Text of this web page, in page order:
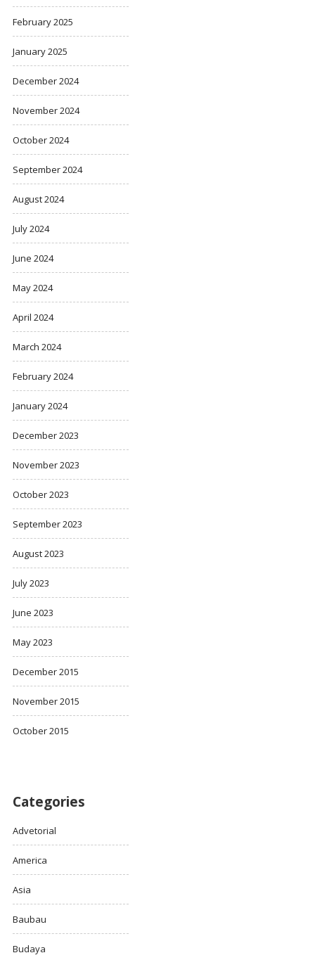
February 2025
January 2025
December 2024
November 2024
October 2024
September 2024
August 2024
July 2024
June 2024
May 2024
April 2024
March 2024
February 2024
January 2024
December 2023
November 2023
October 2023
September 2023
August 2023
July 2023
June 2023
May 2023
December 2015
November 2015
October 2015
Categories
Advetorial
America
Asia
Baubau
Budaya